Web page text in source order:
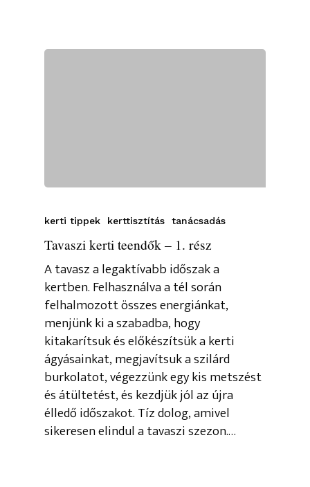
kerti tippek kerttisztítás tanácsadás
Tavaszi kerti teendők – 1. rész
A tavasz a legaktívabb időszak a
kertben. Felhasználva a tél során
felhalmozott összes energiánkat,
menjünk ki a szabadba, hogy
kitakarítsuk és előkészítsük a kerti
ágyásainkat, megjavítsuk a szilárd
burkolatot, végezzünk egy kis metszést
és átültetést, és kezdjük jól az újra
élledő időszakot. Tíz dolog, amivel
sikeresen elindul a tavaszi szezon.…